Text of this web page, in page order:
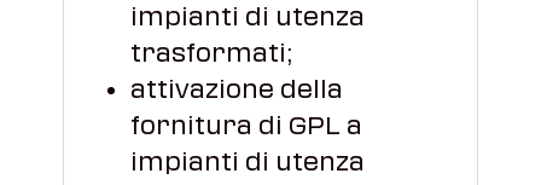
impianti di utenza
trasformati;
attivazione della
fornitura di GPL a
impianti di utenza